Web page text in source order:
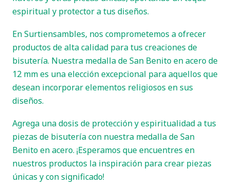
espiritual y protector a tus diseños.
En Surtiensambles, nos comprometemos a ofrecer
productos de alta calidad para tus creaciones de
bisutería. Nuestra medalla de San Benito en acero de
12 mm es una elección excepcional para aquellos que
desean incorporar elementos religiosos en sus
diseños.
Agrega una dosis de protección y espiritualidad a tus
piezas de bisutería con nuestra medalla de San
Benito en acero. ¡Esperamos que encuentres en
nuestros productos la inspiración para crear piezas
únicas y con significado!